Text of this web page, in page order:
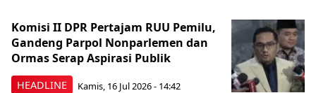
HEADLINE
Komisi II DPR Pertajam RUU Pemilu,
Gandeng Parpol Nonparlemen dan
Ormas Serap Aspirasi Publik
Kamis, 16 Jul 2026 - 14:42